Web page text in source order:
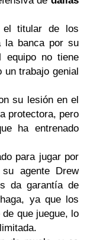
el titular de los
banca por su
no tiene
un trabajo genial
su lesión en el
protectora, pero
ha entrenado
para jugar por
agente Drew
da garantía de
ya que los
que juegue, lo